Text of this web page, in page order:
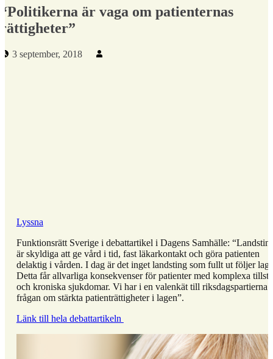
“Politikerna är vaga om patienternas
rättigheter”
Publicerad den:
3 september, 2018
Lyssna
Funktionsrätt Sverige i debattartikel i Dagens Samhälle:
är skyldiga att ge vård i tid, fast läkarkontakt och göra patienten
delaktig i vården. I dag är det inget landsting som fullt ut följer
Detta får allvarliga konsekvenser för patienter med komplexa
och kroniska sjukdomar. Vi har i en valenkät till riksdagspartierna
frågan om stärkta patienträttigheter i lagen”.
Länk till hela debattartikeln